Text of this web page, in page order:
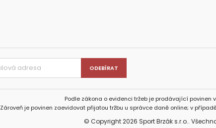
Podle zákona o evidenci tržeb je prodávající povinen
Zároveň je povinen zaevidovat přijatou tržbu u správce daně online; v
© Copyright 2026 Sport Brzák s.r.o..